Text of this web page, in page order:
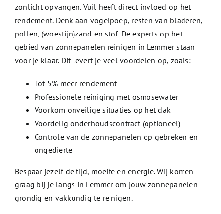
zonlicht opvangen. Vuil heeft direct invloed op het
rendement. Denk aan vogelpoep, resten van bladeren,
pollen, (woestijn)zand en stof. De experts op het
gebied van zonnepanelen reinigen in Lemmer staan
voor je klaar. Dit levert je veel voordelen op, zoals:
Tot 5% meer rendement
Professionele reiniging met osmosewater
Voorkom onveilige situaties op het dak
Voordelig onderhoudscontract (optioneel)
Controle van de zonnepanelen op gebreken en
ongedierte
Bespaar jezelf de tijd, moeite en energie. Wij komen
graag bij je langs in Lemmer om jouw zonnepanelen
grondig en vakkundig te reinigen.